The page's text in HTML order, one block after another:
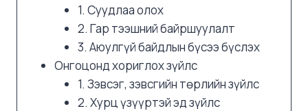
1. Суудлаа олох
2. Гар тээшний байршуулалт
3. Аюулгүй байдлын бүсээ бүслэх
Онгоцонд хориглох зүйлс
1. Зэвсэг, зэвсгийн төрлийн зүйлс
2. Хурц үзүүртэй эд зүйлс